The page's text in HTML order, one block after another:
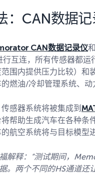
：CAN数据
CAN数据记录仪
行互连，所有传感器都
范围内提供压力比较）
燃油/冷却管理系统、
感器系统将被集成到
帮助生成汽车在各种条
航空系统将与目标模型
解释：“测试期间，
。两个不同的HS通道还